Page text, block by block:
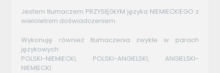
Jestem tłumaczem PRZYSIĘGŁYM języka NIEMIECKIEGO z
wieloletnim doświadczeniem.
Wykonuję również tłumaczenia zwykłe w parach
językowych:
POLSKI-NIEMIECKI, POLSKI-ANGIELSKI, ANGIELSKI-
NIEMIECKI.